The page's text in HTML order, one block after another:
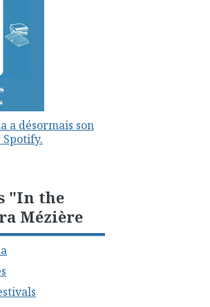
a désormais son
"In the
Mézière